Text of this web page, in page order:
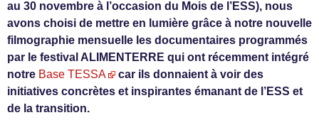
au 30 novembre à l’occasion du Mois de l’ESS), nous
avons choisi de mettre en lumière grâce à notre nouvelle
filmographie mensuelle les documentaires programmés
par le festival ALIMENTERRE qui ont récemment intégré
notre Base TESSA
car ils donnaient à voir des
initiatives concrètes et inspirantes émanant de l’ESS et
de la transition.